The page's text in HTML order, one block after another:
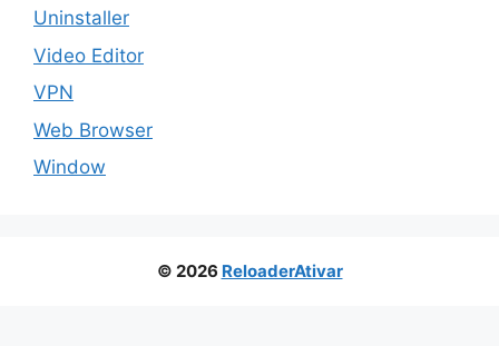
Uninstaller
Video Editor
VPN
Web Browser
Window
© 2026 ReloaderAtivar